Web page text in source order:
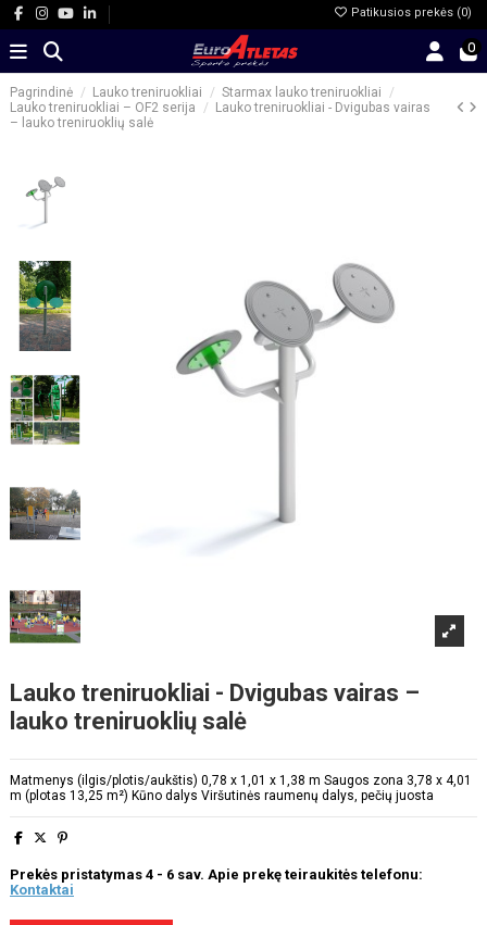
Patikusios prekės (0)
0
Pagrindinė Lauko treniruokliai
Starmax lauko treniruokliai
Lauko treniruokliai – OF2 serija
Lauko treniruokliai - Dvigubas vairas
– lauko treniruoklių salė
Lauko treniruokliai - Dvigubas vairas –
lauko treniruoklių salė
Matmenys (ilgis/plotis/aukštis) 0,78 x 1,01 x 1,38 m Saugos zona 3,78 x 4,01
m (plotas 13,25 m²) Kūno dalys Viršutinės raumenų dalys, pečių juosta
Prekės pristatymas 4 - 6 sav. Apie prekę teiraukitės telefonu:
Kontaktai